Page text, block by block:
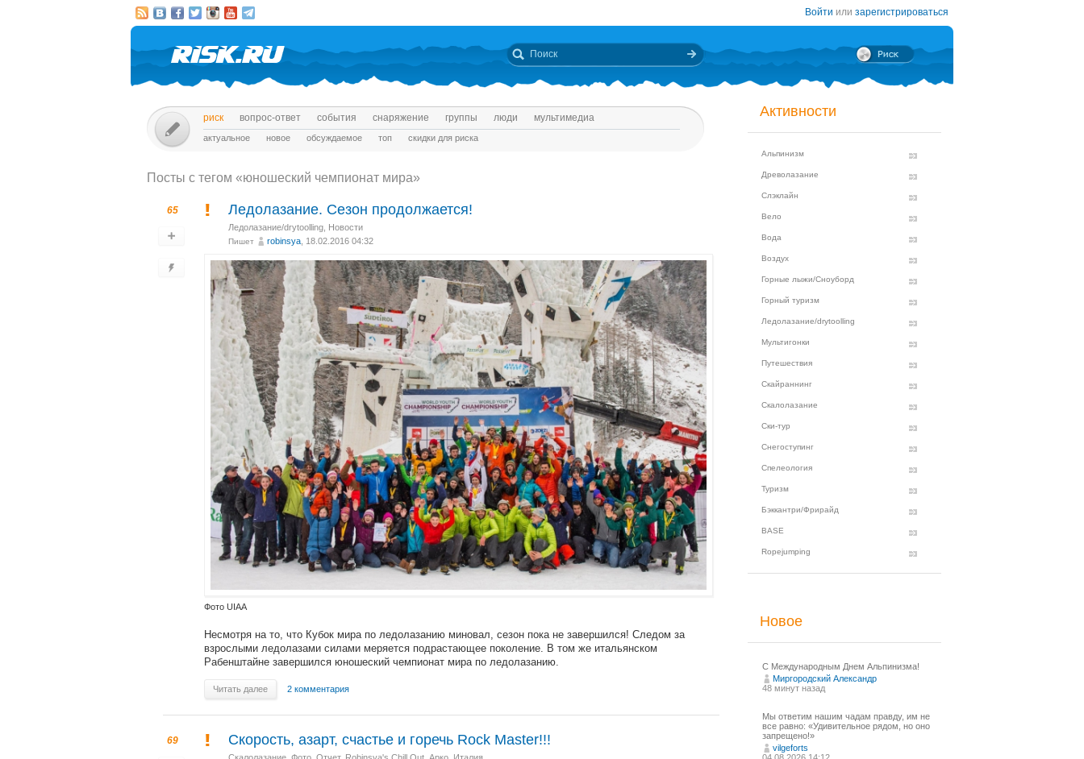
Войти или зарегистрироваться
риск вопрос-ответ события снаряжение группы люди мультимедиа
актуальное новое обсуждаемое топ скидки для риска
Посты c тегом «юношеский чемпионат мира»
65 Ледолазание. Сезон продолжается!
Ледолазание/drytoolling Новости
Пишет robinsya , 18.02.2016 04:32
Фото UIAA
Несмотря на то, что Кубок мира по ледолазанию миновал, сезон пока не завершился! Следом за
взрослыми ледолазами силами меряется подрастающее поколение. В том же итальянском
Рабенштайне завершился юношеский чемпионат мира по ледолазанию.
Читать далее 2 комментария
69 Скорость, азарт, счастье и горечь Rock Master!!!
Активности
Альпинизм
Древолазание
Слэклайн
Вело
Вода
Воздух
Горные лыжи/Сноуборд
Горный туризм
Ледолазание/drytoolling
Мультигонки
Путешествия
Скайраннинг
Скалолазание
Ски-тур
Снегоступинг
Спелеология
Туризм
Бэккантри/Фрирайд
BASE
Ropejumping
Новое
С Международным Днем Альпинизма!⁠
Миргородский Александр
48 минут назад
Мы ответим нашим чадам правду, им не
все равно: «Удивительное рядом, но оно
запрещено!»
vilgeforts